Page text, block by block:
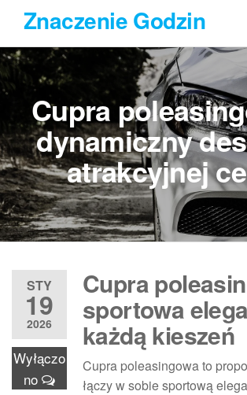
Przejdź
treści
Znaczenie Godzin
Cupra
dynamiczny
atrakcyjnej
STY
19
2026
Wyłączo
no
Cupra
sportowa
każdą kieszeń
Cupra poleasingowa to
łączy w sobie sportową